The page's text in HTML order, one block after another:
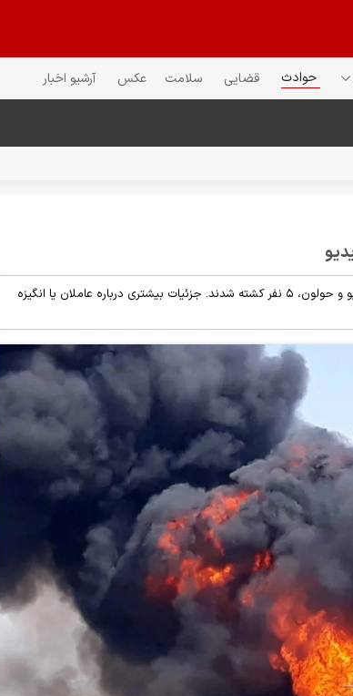
حوادث قضایی سلامت عکس آرشیو اخبار
روزنامه یدیعوت آحارانوت اعلام کرد بر اثر دو انفجار در شهرهای تل آویو و حولون، ۵ نفر کشته شدند. جزئیات بیشتری درباره عاملان یا انگیزه